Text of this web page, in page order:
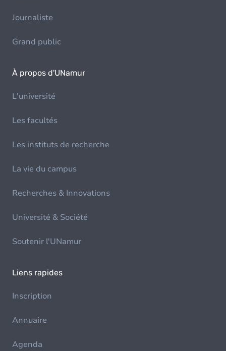
Journaliste
Grand public
À propos d'UNamur
L'université
Les facultés
Les instituts de recherche
La vie du campus
Recherches & Innovations
Université & Société
Soutenir l'UNamur
Liens rapides
Inscription
Annuaire
Agenda